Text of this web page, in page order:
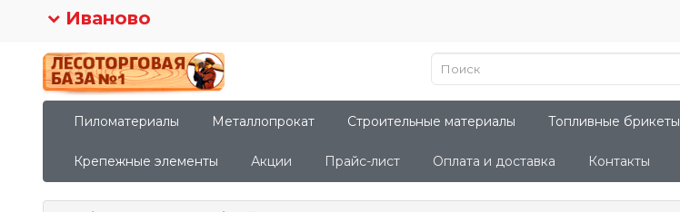
Иваново
Пиломатериалы Металлопрокат Строительные материалы Топливные брикеты
Крепежные элементы Акции Прайс-лист Оплата и доставка Контакты